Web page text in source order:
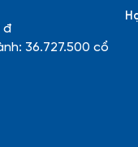
đ
36.727.500 cổ